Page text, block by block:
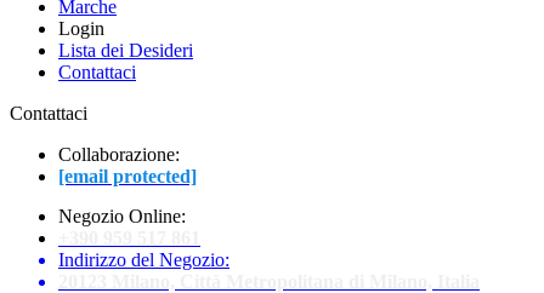
Marche
Login
Lista dei Desideri
Contattaci
Contattaci
Collaborazione:
[email protected]
Negozio Online:
Indirizzo del Negozio: